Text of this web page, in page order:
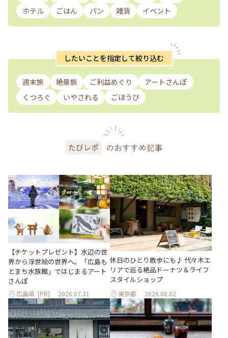
ホテル
ごはん パン 雑貨 イベント
したいことを指定して絞り込む
週末旅 絶景旅 ご利益めぐり
アートさんぽ
くつろぐ
いやされる ごほうび
たびレポ のおすすめ記事
【チケットプレゼント】水辺の世
界から浮世絵の世界へ。「広島も
とまち水族館」ではじまるアート
さんぽ
広島県 [PR] 2026.07.31
休日のひとり散歩にも♪ 代々木エ
リアで巡る絶品ドーナツ＆ライフ
スタイルショップ
東京都 2026.08.02